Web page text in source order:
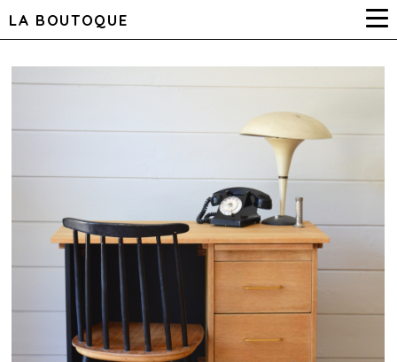
LA BOUTOQUE